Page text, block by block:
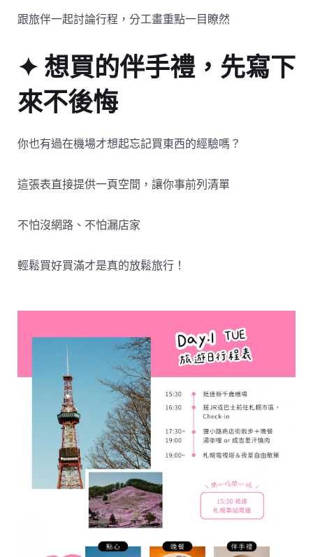
跟旅伴一起討論行程，分工畫重點一目瞭然
✦ 想買的伴手禮，先寫下
來不後悔
你也有過在機場才想起忘記買東西的經驗嗎？
這張表直接提供一頁空間，讓你事前列清單
不怕沒網路、不怕漏店家
輕鬆買好買滿才是真的放鬆旅行！